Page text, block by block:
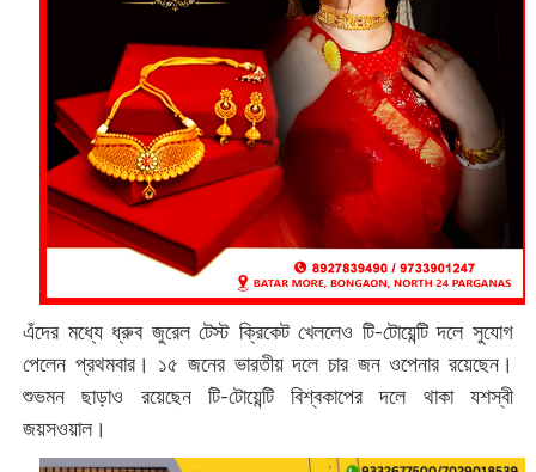
এঁদের মধ্যে ধ্রুব জুরেল টেস্ট ক্রিকেট খেললেও টি-টোয়েন্টি দলে সুযোগ
পেলেন প্রথমবার। ১৫ জনের ভারতীয় দলে চার জন ওপেনার রয়েছেন।
শুভমন ছাড়াও রয়েছেন টি-টোয়েন্টি বিশ্বকাপের দলে থাকা যশস্বী
জয়সওয়াল।